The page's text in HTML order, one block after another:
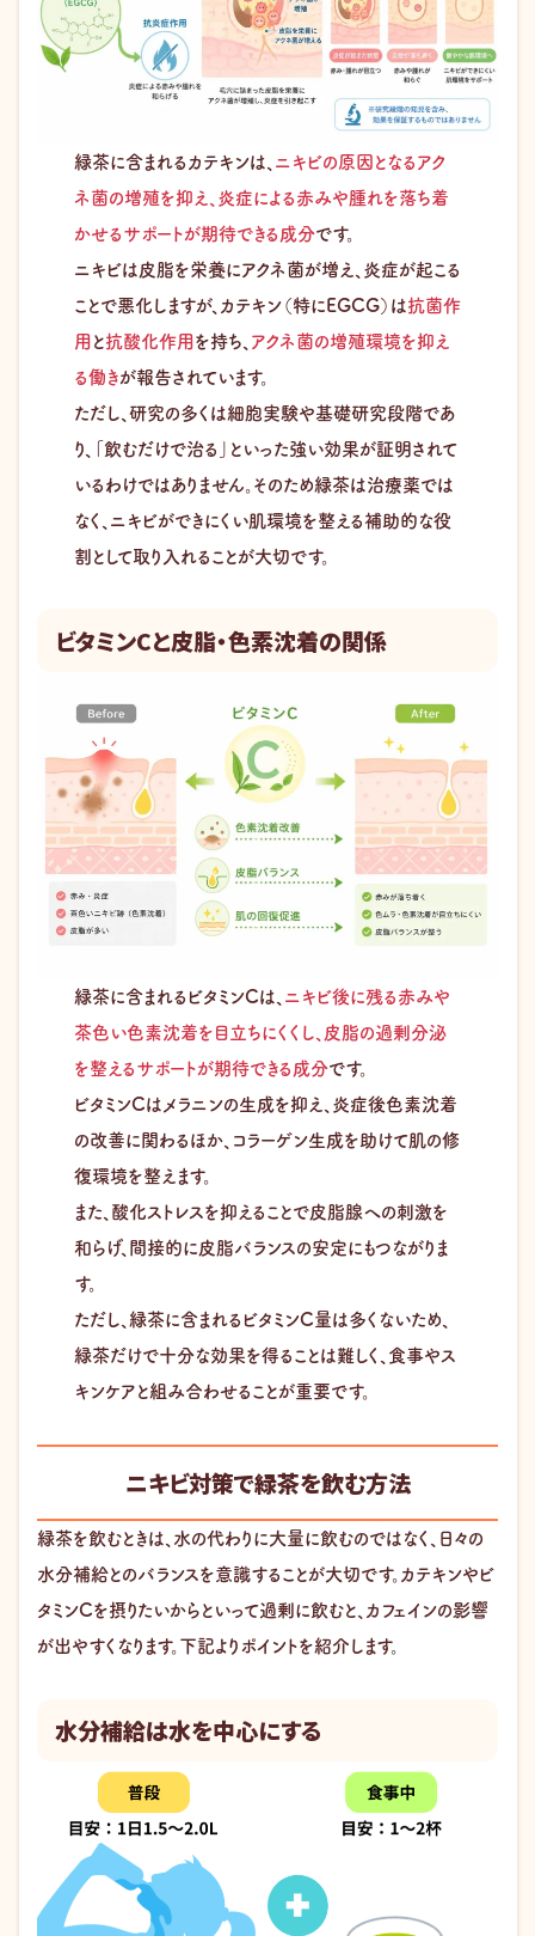
緑茶に含まれるカテキンは、 ニキビの原因となるアク
ネ菌の増殖を抑え、炎症による赤みや腫れを落ち着
かせるサポートが期待できる成分です。
ニキビは皮脂を栄養にアクネ菌が増え、炎症が起こる
ことで悪化しますが、カテキン（特にEGCG）は抗菌作
用 と抗酸化作用を持ち、 アクネ菌の増殖環境を抑え
る働きが報告されています。
ただし、研究の多くは細胞実験や基礎研究段階であ
り、「飲むだけで治る」といった強い効果が証明されて
いるわけではありません。そのため緑茶は治療薬では
なく、ニキビができにくい肌環境を整える補助的な役
割として取り入れることが大切です。
ビタミンCと皮脂・色素沈着の関係
緑茶に含まれるビタミンCは、 ニキビ後に残る赤みや
茶色い色素沈着を目立ちにくくし、皮脂の過剰分泌
を整えるサポートが期待できる成分です。
ビタミンCはメラニンの生成を抑え、炎症後色素沈着
の改善に関わるほか、コラーゲン生成を助けて肌の修
復環境を整えます。
また、酸化ストレスを抑えることで皮脂腺への刺激を
和らげ、間接的に皮脂バランスの安定にもつながりま
す。
ただし、緑茶に含まれるビタミンC量は多くないため、
緑茶だけで十分な効果を得ることは難しく、食事やス
キンケアと組み合わせることが重要です。
ニキビ対策で緑茶を飲む方法
緑茶を飲むときは、水の代わりに大量に飲むのではなく、日々の
水分補給とのバランスを意識することが大切です。カテキンやビ
タミンCを摂りたいからといって過剰に飲むと、カフェインの影響
が出やすくなります。下記よりポイントを紹介します。
水分補給は水を中心にする